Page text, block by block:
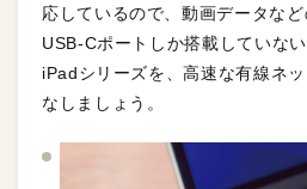
応しているので、動画データなど
USB-Cポートしか搭載していな
iPadシリーズを、高速な有線ネ
なしましょう。